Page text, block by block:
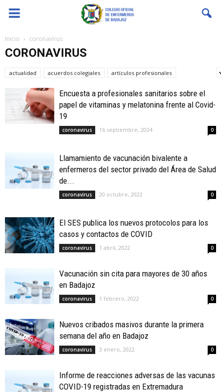
Coenfeba
Inicio coronavirus
CORONAVIRUS
actualidad acuerdos colegiales
artículos profesionales
Encuesta a profesionales sanitarios sobre el
papel de vitaminas y melatonina frente al Covid-
19
coronavirus 16 septiembre, 2024 0
Llamamiento de vacunación bivalente a
enfermeros del sector privado del Área de Salud
de...
coronavirus 20 octubre, 2022 0
El SES publica los nuevos protocolos para los
casos y contactos de COVID
coronavirus 1 abril, 2022 0
Vacunación sin cita para mayores de 30 años
en Badajoz
coronavirus 1 febrero, 2022 0
Nuevos cribados masivos durante la primera
semana del año en Badajoz
coronavirus 3 enero, 2022 0
Informe de reacciones adversas de las vacunas
COVID-19 registradas en Extremadura